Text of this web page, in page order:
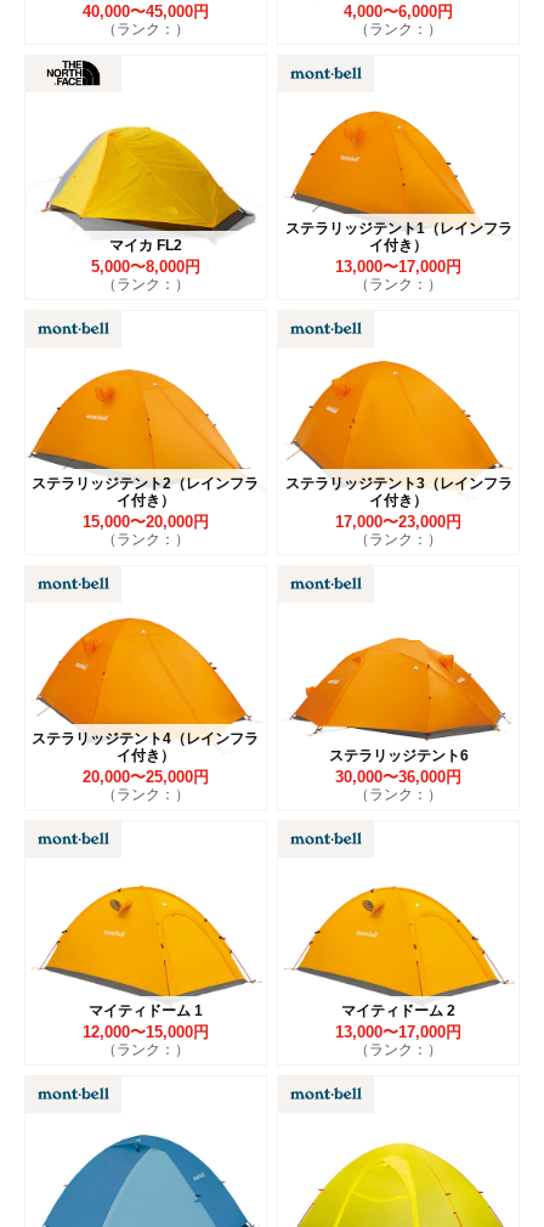
40,000〜45,000円
（ランク：）
4,000〜6,000円
（ランク：）
マイカ FL2
5,000〜8,000円
（ランク：）
ステラリッジテント1（レインフラ
イ付き）
13,000〜17,000円
（ランク：）
ステラリッジテント2（レインフラ
イ付き）
15,000〜20,000円
（ランク：）
ステラリッジテント3（レインフラ
イ付き）
17,000〜23,000円
（ランク：）
ステラリッジテント4（レインフラ
イ付き）
20,000〜25,000円
（ランク：）
ステラリッジテント6
30,000〜36,000円
（ランク：）
マイティドーム 1
12,000〜15,000円
（ランク：）
マイティドーム 2
13,000〜17,000円
（ランク：）